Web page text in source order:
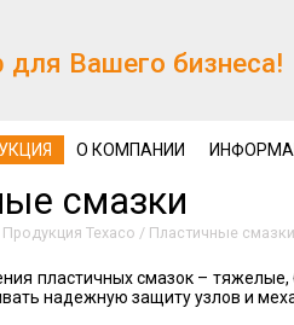
для Вашего бизнеса!
О КОМПАНИИ
смазки
Продукция Texaco / Пластичные смазки
пластичных смазок – тяжелые,
надежную защиту узлов и